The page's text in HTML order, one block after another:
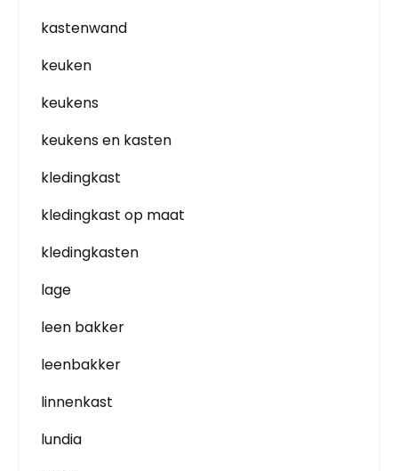
kastenwand
keuken
keukens
keukens en kasten
kledingkast
kledingkast op maat
kledingkasten
lage
leen bakker
leenbakker
linnenkast
lundia